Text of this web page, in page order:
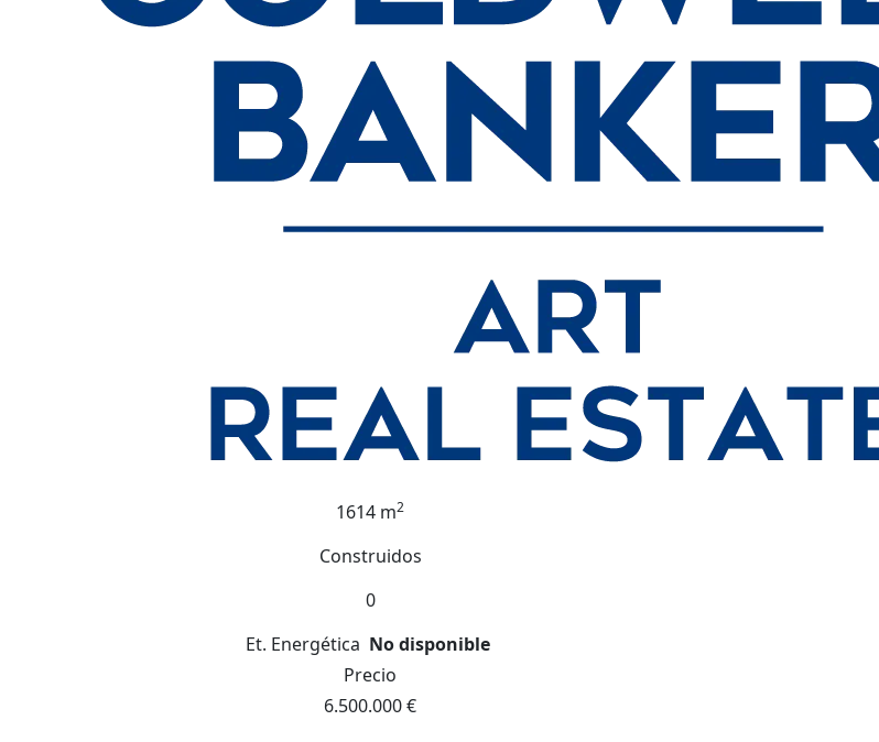
1614 m2
Construidos
0
Et. Energética No disponible
Precio
6.500.000 €